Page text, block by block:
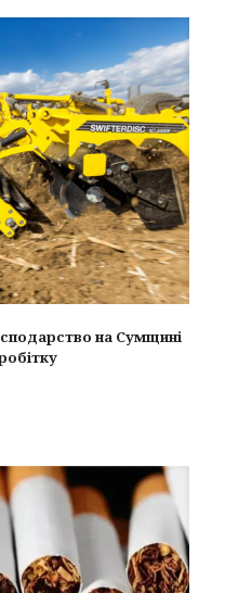
на Сумщині